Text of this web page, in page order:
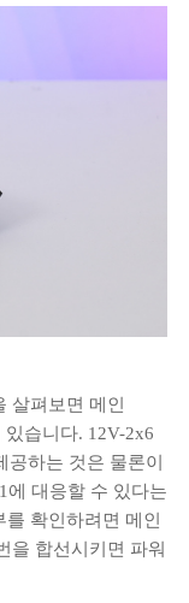
살펴보면 메인
있습니다. 12V-2x6
하는 것은 물론이
에 대응할 수 있다는
확인하려면 메인
을 합선시키면 파워